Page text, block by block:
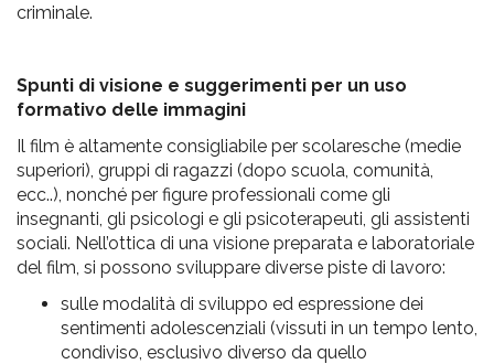
criminale.
Spunti di visione e suggerimenti per un uso
formativo delle immagini
Il film è altamente consigliabile per scolaresche (medie
superiori), gruppi di ragazzi (dopo scuola, comunità,
ecc..), nonché per figure professionali come gli
insegnanti, gli psicologi e gli psicoterapeuti, gli assistenti
sociali. Nell’ottica di una visione preparata e laboratoriale
del film, si possono sviluppare diverse piste di lavoro:
sulle modalità di sviluppo ed espressione dei
sentimenti adolescenziali (vissuti in un tempo lento,
condiviso, esclusivo diverso da quello